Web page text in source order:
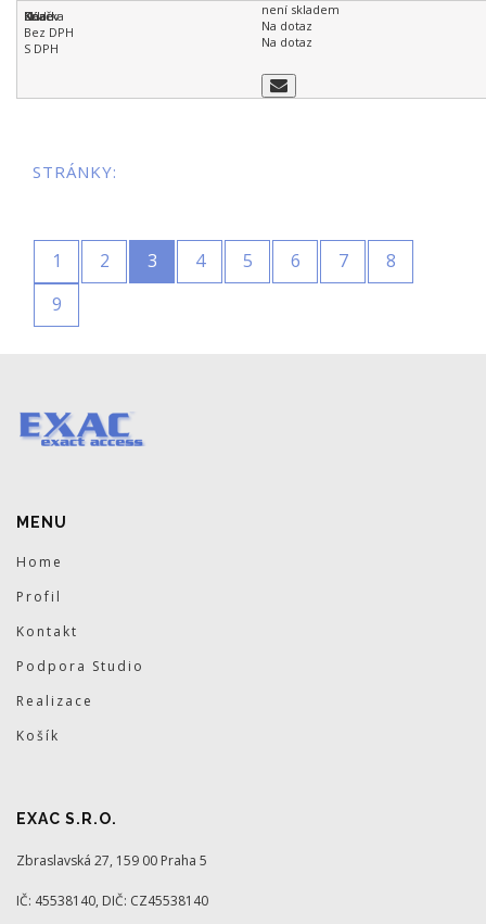
není skladem
Na dotaz
Na dotaz
STRÁNKY:
1 2 3 4 5 6 7
8
9
MENU
Home
Profil
Kontakt
Podpora Studio
Realizace
Košík
EXAC S.R.O.
Zbraslavská 27, 159 00 Praha 5
IČ: 45538140, DIČ: CZ45538140